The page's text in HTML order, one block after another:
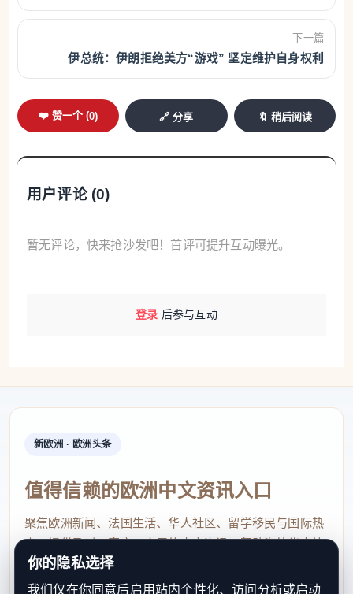
下一篇
伊总统：伊朗拒绝美方“游戏” 坚定维护自身权利
❤️ 赞一个 (0) 🔗 分享 🔖 稍后阅读
用户评论 (0)
暂无评论，快来抢沙发吧！首评可提升互动曝光。
登录 后参与互动
新欧洲 · 欧洲头条
值得信赖的欧洲中文资讯入口
聚焦欧洲新闻、法国生活、华人社区、留学移民与国际热
点，提供及时、真实、实用的中文资讯，帮助海外华人快
速了解欧洲动态。
你的隐私选择
我们仅在你同意后启用站内个性化、访问分析或启动